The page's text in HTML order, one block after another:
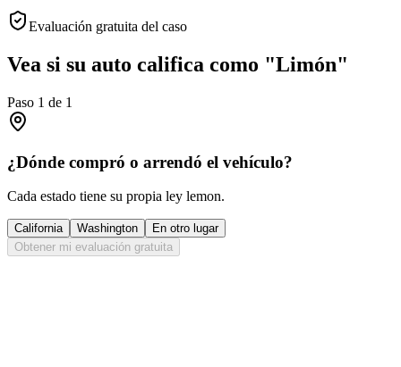
Evaluación gratuita del caso
Vea si su auto califica como "Limón"
Paso 1 de 1
¿Dónde compró o arrendó el vehículo?
Cada estado tiene su propia ley lemon.
California Washington
En otro lugar
Obtener mi evaluación gratuita